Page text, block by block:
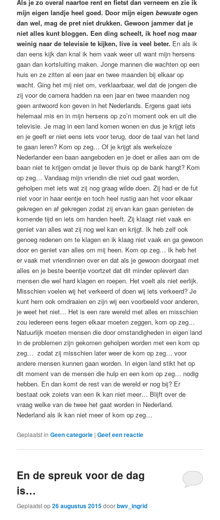
Als je zo overal naartoe rent en fietst dan verneem en zie ik
mijn eigen landje heel goed. Door mijn eigenbewuste ogen
dan wel, mag de pret niet drukken. Gewoon jammer dat je
niet alles kunt bloggen. Een ding scheelt, ik hoef nog maar
weinig naar de televisie te kijken, live is veel beter. En als ik
dan eens kijk dan knal ik hem vaak weer uit want mijn hersens
gaan dan kortsluiting maken. Jonge mannen die wachten op een
huis en ze zitten al een jaar en twee maanden bij elkaar op
wacht. Ging het mij niet om, verklaarbaar, wel dat de jongen die
zij voor de camera hadden na een jaar en twee maanden nog
geen antwoord kon geven in het Nederlands. Ergens gaat iets
helemaal mis en in mijn hersens op zo’n moment ook en uit die
televisie. Je mag in een land komen wonen en dus je krijgt iets
en je geeft er niet eens iets voor terug, door de taal van het land
te gaan leren? Kom op zeg… Of je krijgt als werkeloze
Nederlander een baan aangeboden en je doet er alles aan om de
baan niet te krijgen omdat je liever thuis op de bank hangt? Kom
op zeg… Vandaag mijn vriendin die niet oud gaat worden,
geholpen met iets wat zij nog graag wilde doen. Zij had er de fut
niet voor in haar eentje en toch heel rustig aan het voor elkaar
gekregen en af gekregen zodat zij ervan kan gaan genieten de
komende tijd en iets om handen heeft. Zij klaagt niet vaak en
geniet van alles wat zij nog wel kan en krijgt. Ik heb zelf ook
genoeg redenen om te klagen en ik klaag niet vaak en ga gewoon
door en geniet van alles om mij heen. Kom op zeg… Ik heb het
er vaak met vriendinnen over en dat als je gewoon doorgaat met
alles en je beste beentje voortzet dat dit minder oplevert dan
mensen die wel hard klagen en roepen. Het voelt als niet eerlijk.
Misschien voelen wij het verkeerd of doen wij iets verkeerd? Je
kunt hem ook omdraaien en zijn wij een voorbeeld voor anderen,
je weet het niet… Het is een rare wereld met alles en misschien
zou iedereen eens tegen elkaar moeten zeggen, kom op zeg…
Natuurlijk moeten mensen die door omstandigheden in eigen land
in de problemen zijn gekomen geholpen worden met een kom op
zeg… zodat zij misschien later weer de kom op zeg… voor
andere mensen kunnen gaan worden. In eigen land stikt het op
dit moment van de mensen die hulp en een kom op zeg… nodig
hebben. En dan komt de rest van de wereld er nog bij? Er
bestaat ook zoiets van een ik kan niet meer… Blijft over de
vraag welke van de twee het gaat worden in Nederland.
Nederland als ik kan niet meer of kom op zeg…
Geplaatst in Geen categorie |Geef een reactie
En de spreuk voor de dag
is…
Geplaatst op26 augustus 2015doorbwv_ingrid